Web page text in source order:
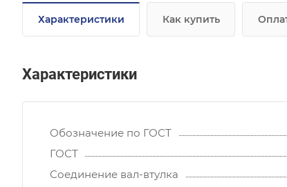
Характеристики Как купить
Характеристики
Обозначение по ГОСТ
ГОСТ
Соединение вал-втулка